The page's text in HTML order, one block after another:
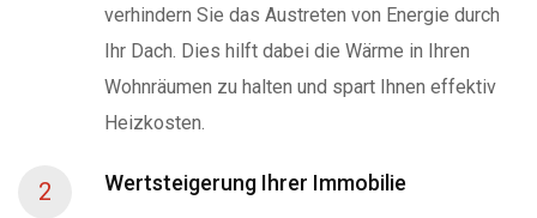
verhindern Sie das Austreten von Energie durch
Ihr Dach. Dies hilft dabei die Wärme in Ihren
Wohnräumen zu halten und spart Ihnen effektiv
Heizkosten.
2 Wertsteigerung Ihrer Immobilie